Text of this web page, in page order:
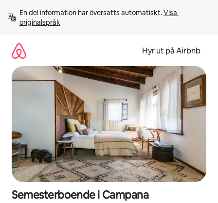
innehåll
En del information har översatts automatiskt. Visa
originalspråk
Hyr ut på Airbnb
Semesterboende i Campana